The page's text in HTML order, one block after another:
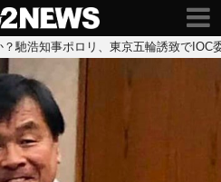
馳浩知事ポロリ、東京五輪誘致でIOC